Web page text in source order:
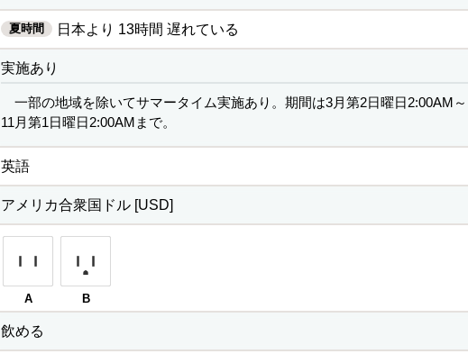
夏時間 日本より 13時間 遅れている
実施あり
一部の地域を除いてサマータイム実施あり。期間は3月第2日曜日2:00AM～
11月第1日曜日2:00AMまで。
英語
アメリカ合衆国ドル [USD]
A B
飲める